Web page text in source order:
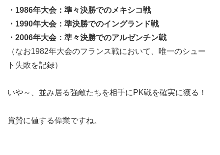
・1986年大会：準々決勝でのメキシコ戦
・1990年大会：準決勝でのイングランド戦
・2006年大会：準々決勝でのアルゼンチン戦
（なお1982年大会のフランス戦において、唯一のシュー
ト失敗を記録）
いや～、並み居る強敵たちを相手にPK戦を確実に獲る！
賞賛に値する偉業ですね。